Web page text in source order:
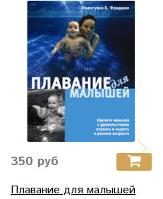
350 руб
Плавание для малышей